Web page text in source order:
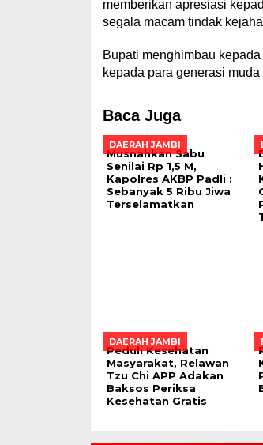
memberikan apresiasi
segala macam tindak
Bupati menghimbau
kepada para generasi
Baca Juga
DAERAH JAMBI
Musnahkan Sabu
Senilai Rp 1,5 M,
Kapolres AKBP Padli :
Sebanyak 5 Ribu Jiwa
Terselamatkan
DAERAH JAMBI
Peduli Kesehatan
Masyarakat, Relawan
Tzu Chi APP Adakan
Baksos Periksa
Kesehatan Gratis